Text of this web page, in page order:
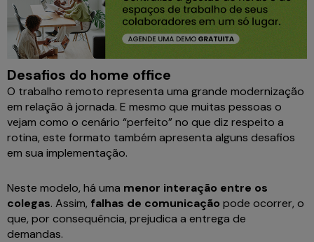
Desafios do home office
O trabalho remoto representa uma grande modernização
em relação à jornada. E mesmo que muitas pessoas o
vejam como o cenário “perfeito” no que diz respeito a
rotina, este formato também apresenta alguns desafios
em sua implementação.
Neste modelo, há uma menor interação entre os
colegas. Assim, falhas de comunicação pode ocorrer, o
que, por consequência, prejudica a entrega de
demandas.